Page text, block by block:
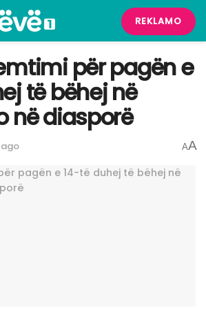
REKLAMO
për pagën e
të bëhej në
në diasporë
AA